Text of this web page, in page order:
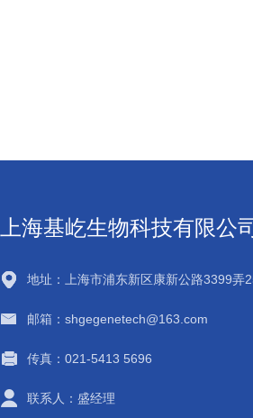
上海基屹生物科技有限公
地址：上海市浦东新区康新公路3399弄
邮箱：shgegenetech@163.com
传真：021-5413 5696
联系人：盛经理